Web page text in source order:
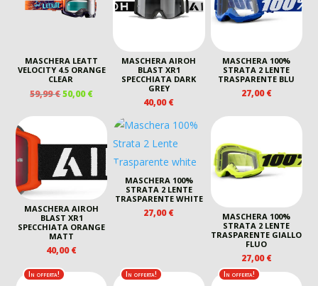
MASCHERA LEATT
VELOCITY 4.5 ORANGE
CLEAR
59,99€IL
ORIGINALE
59,99 €.
50,00€IL
ATTUALE
50,00 €.
MASCHERA AIROH
BLAST XR1
SPECCHIATA DARK
GREY
40,00€
MASCHERA 100%
STRATA 2 LENTE
TRASPARENTE BLU
27,00€
MASCHERA AIROH
BLAST XR1
SPECCHIATA ORANGE
MATT
40,00€
MASCHERA 100%
STRATA 2 LENTE
TRASPARENTE WHITE
27,00€
MASCHERA 100%
STRATA 2 LENTE
TRASPARENTE GIALLO
FLUO
27,00€
In offerta! In offerta! In offerta!